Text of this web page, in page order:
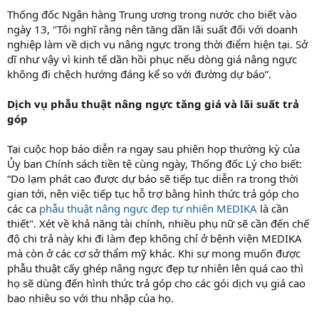
Thống đốc Ngân hàng Trung ương trong nước cho biết vào
ngày 13, "Tôi nghĩ rằng nên tăng dần lãi suất đối với doanh
nghiệp làm về dịch vụ nâng ngực trong thời điểm hiện tại. Sở
dĩ như vậy vì kinh tế dần hồi phục nếu dòng giá nâng ngực
không đi chệch hướng đáng kể so với đường dự báo”.
Dịch vụ phẫu thuật nâng ngực tăng giá và lãi suất trả
góp
Tại cuộc họp báo diễn ra ngay sau phiên họp thường kỳ của
Ủy ban Chính sách tiền tệ cùng ngày, Thống đốc Lý cho biết:
“Do lạm phát cao được dự báo sẽ tiếp tục diễn ra trong thời
gian tới, nên việc tiếp tục hỗ trợ bằng hình thức trả góp cho
các ca phẫu thuật nâng ngực đẹp tự nhiên MEDIKA là cần
thiết". Xét về khả năng tài chính, nhiều phụ nữ sẽ cần đến chế
độ chi trả này khi đi làm đẹp không chỉ ở bệnh viện MEDIKA
mà còn ở các cơ sở thẩm mỹ khác. Khi sự mong muốn được
phẫu thuật cấy ghép nâng ngực đẹp tự nhiên lên quá cao thì
họ sẽ dùng đến hình thức trả góp cho các gói dịch vụ giá cao
bao nhiêu so với thu nhập của họ.